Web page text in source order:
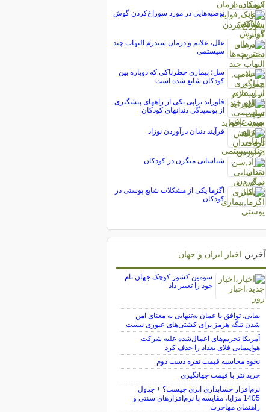
توصيه‌هایی در مورد سوراخ‌كردن گوش
علل، علایم و درمان سندرم التهاب چند
سیستمی
سل؛ بیماری خطرناکی که دوباره بین
کودکان شایع شده است
فلوراید تراپی یکی از راههای پیشگیری
از پوسیدگی دندانهای کودکان
فرآیند دندان درآوردن نوزاد
شناسایی میگرن در کودکان
اگزما یکی از مشکلات شایع پوستی در
کودکان
آخرین اخبار ایران و جهان
سومین کشور کوچک جهان نام
خود را تغییر داد
بقایی: توافق با عمان به‌تنهایی به معنای امن
شدن تنگه هرمز برای کشتی‌های عبوری نیست
آمریکا تحریم‌های اعمال‌شده علیه شرکت
هواپیمایی فلای بغداد را حذف کرد
نحوه محاسبه قیمت نقره دست دوم
خرید تتر با قیمت جهانگیری
نرم‌افزار حسابداری ابری چیست؟ + جدول
1405 مزایا، مقایسه با نرم‌افزارهای سنتی و
راهنمای مهاجرت